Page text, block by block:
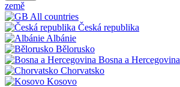
země
All countries
Česká republika
Albánie
Bělorusko
Bosna a Hercegovina
Chorvatsko
Kosovo